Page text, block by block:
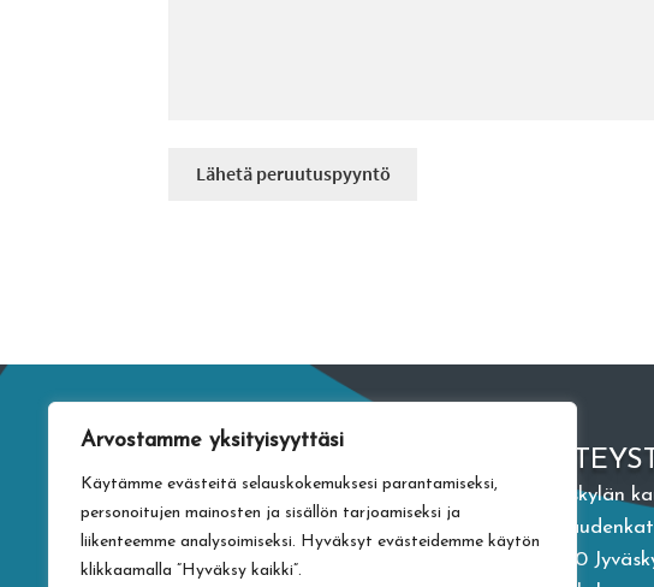
Arvostamme yksityisyyttäsi
Käytämme evästeitä selauskokemuksesi parantamiseksi,
personoitujen mainosten ja sisällön tarjoamiseksi ja
liikenteemme analysoimiseksi. Hyväksyt evästeidemme käytön
klikkaamalla ”Hyväksy kaikki”.
Lähetä peruutuspyyntö
Jyväskylän
40100